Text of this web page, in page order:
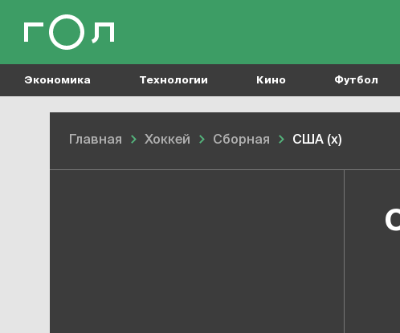
Экономика Технологии Кино Футбол
Главная Хоккей Сборная США (х)